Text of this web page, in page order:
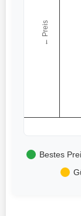
← Preis
Bestes